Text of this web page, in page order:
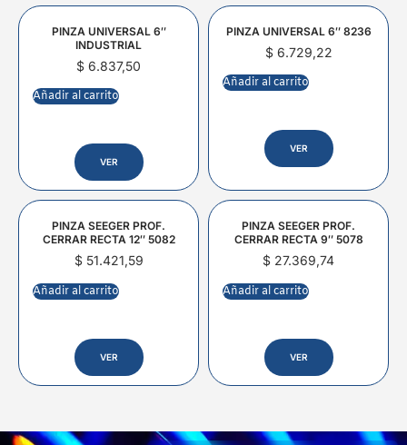
PINZA UNIVERSAL 6″
INDUSTRIAL
$ 6.837,50
Añadir al carrito
VER
PINZA UNIVERSAL 6″ 8236
$6.729,22
Añadir al carrito
VER
PINZA SEEGER PROF.
CERRAR RECTA 12″ 5082
$51.421,59
Añadir al carrito
VER
PINZA SEEGER PROF.
CERRAR RECTA 9″ 5078
$ 27.369,74
Añadir al carrito
VER